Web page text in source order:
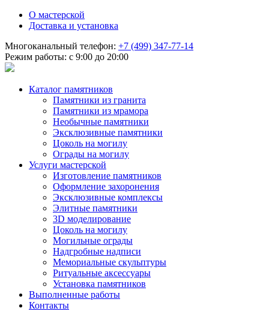
О мастерской
Доставка и установка
Многоканальный телефон: +7 (499) 347-77-14
Режим работы: с 9:00 до 20:00
Каталог памятников
Памятники из гранита
Памятники из мрамора
Необычные памятники
Эксклюзивные памятники
Цоколь на могилу
Ограды на могилу
Услуги мастерской
Изготовление памятников
Оформление захоронения
Эксклюзивные комплексы
Элитные памятники
3D моделирование
Цоколь на могилу
Могильные ограды
Надгробные надписи
Мемориальные скульптуры
Ритуальные аксессуары
Установка памятников
Выполненные работы
Контакты